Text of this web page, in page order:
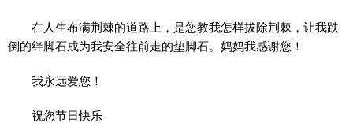
在人生布满荆棘的道路上，是您教我怎样拔除荆棘，让我跌
倒的绊脚石成为我安全往前走的垫脚石。妈妈我感谢您！
我永远爱您！
祝您节日快乐